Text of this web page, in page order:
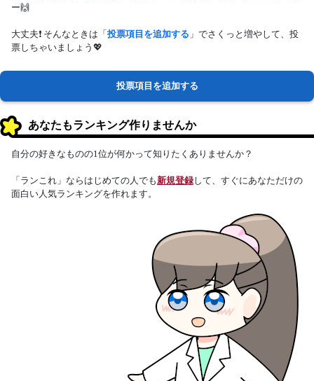
ー🙌
大丈夫❗ そんなときは「投票項目を追加する 」でさくっと増やして、投
票しちゃいましょう💖
投票項目を追加する
あなたもランキング作りませんか
自分の好きなものの1位が何かって知りたくありませんか？
「ランこれ」ならはじめての人でも新規登録して、すぐにあなただけの
面白い人気ランキングを作れます。